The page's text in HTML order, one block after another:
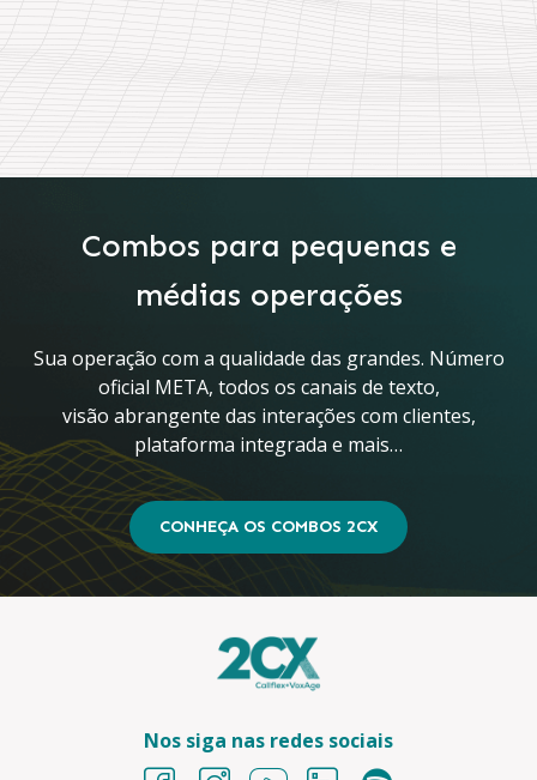
Combos para pequenas e
médias operações
Sua operação com a qualidade das grandes. Número
oficial META, todos os canais de texto,
visão abrangente das interações com clientes,
plataforma integrada e mais…
CONHEÇA OS COMBOS 2CX
Nos siga nas redes sociais